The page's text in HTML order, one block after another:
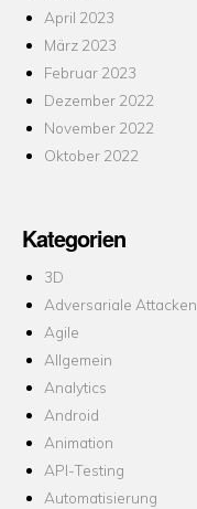
April 2023
März 2023
Februar 2023
Dezember 2022
November 2022
Oktober 2022
Kategorien
3D
Adversariale Attacken
Agile
Allgemein
Analytics
Android
Animation
API-Testing
Automatisierung